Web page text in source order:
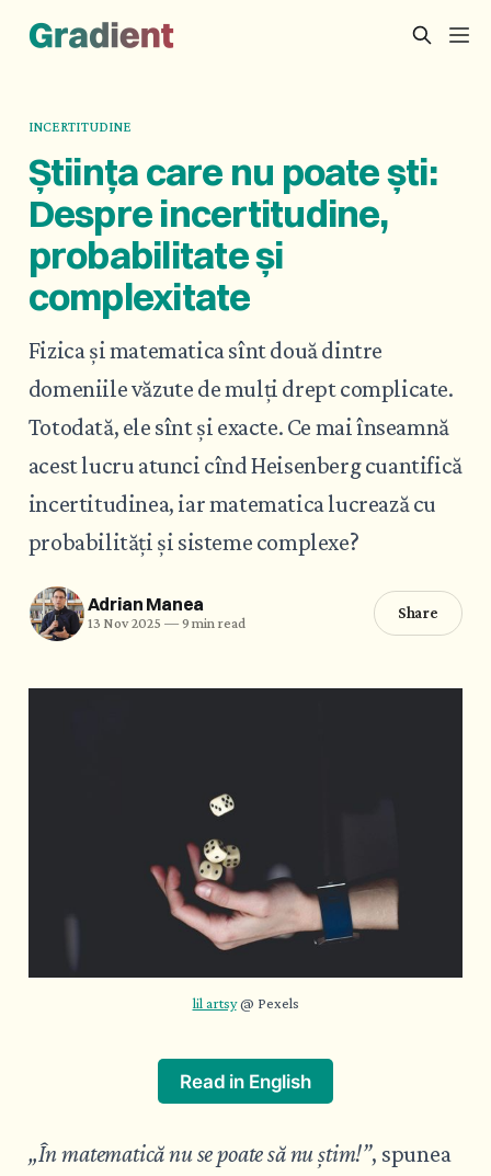
INCERTITUDINE
Știința care nu poate ști:
Despre incertitudine,
probabilitate și
complexitate
Fizica și matematica sînt două dintre
domeniile văzute de mulți drept complicate.
Totodată, ele sînt și exacte. Ce mai înseamnă
acest lucru atunci cînd Heisenberg cuantifică
incertitudinea, iar matematica lucrează cu
probabilități și sisteme complexe?
Adrian Manea
13 Nov 2025 —9 min read
Share
lil artsy @ Pexels
Read in English
„În matematică nu se poate să nu știm!”, spunea